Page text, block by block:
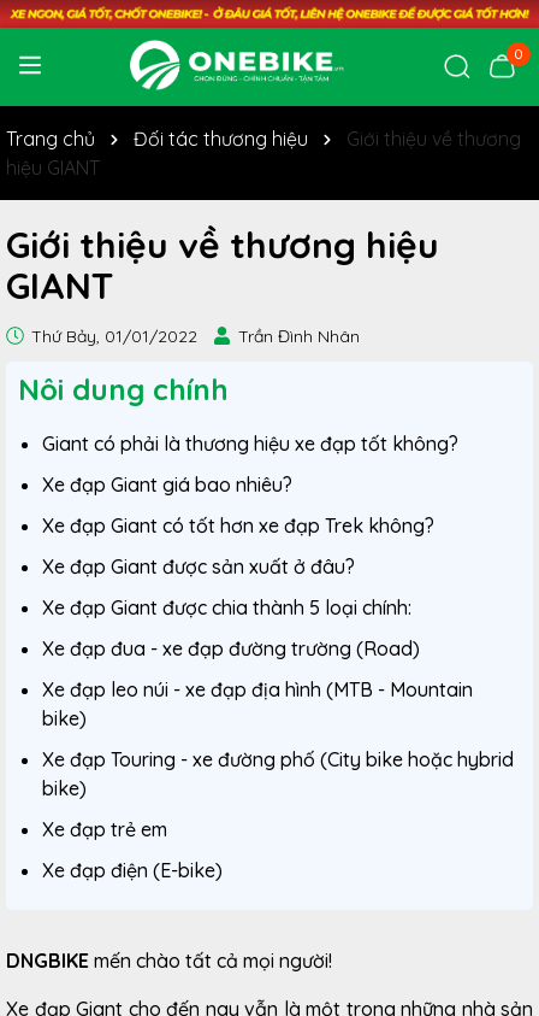
0
Trang chủ Đối tác thương hiệu
Giới thiệu về thương
hiệu GIANT
Giới thiệu về thương hiệu
GIANT
Thứ Bảy, 01/01/2022 Trần Đình Nhân
Nôi dung chính
Giant có phải là thương hiệu xe đạp tốt không?
Xe đạp Giant giá bao nhiêu?
Xe đạp Giant có tốt hơn xe đạp Trek không?
Xe đạp Giant được sản xuất ở đâu?
Xe đạp Giant được chia thành 5 loại chính:
Xe đạp đua - xe đạp đường trường (Road)
Xe đạp leo núi - xe đạp địa hình (MTB - Mountain
bike)
Xe đạp Touring - xe đường phố (City bike hoặc hybrid
bike)
Xe đạp trẻ em
Xe đạp điện (E-bike)
DNGBIKE mến chào tất cả mọi người!
Xe đạp Giant cho đến nay vẫn là một trong những nhà sản